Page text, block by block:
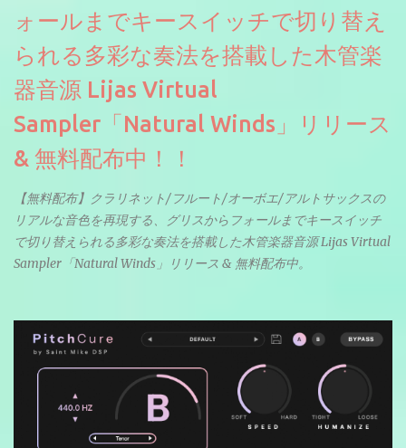
ォールまでキースイッチで切り替え
られる多彩な奏法を搭載した木管楽
器音源 Lijas Virtual
Sampler「Natural Winds」リリース
& 無料配布中！！
【無料配布】クラリネット/フルート/オーボエ/アルトサックスの
リアルな音色を再現する、グリスからフォールまでキースイッチ
で切り替えられる多彩な奏法を搭載した木管楽器音源 Lijas Virtual
Sampler「Natural Winds」リリース & 無料配布中。